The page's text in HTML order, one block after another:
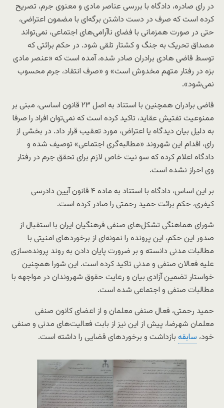
در رای صادره، دادگاه با بررسی عناصر مادی و معنوی جرم، تصریح
کرده است که صرف در دست داشتن برگه‌ای با مضمون اعتراضی،
حتی در صورت همزمانی با فضای ناآرامی‌های اجتماعی، نمی‌تواند
مصداق تحریک به جنگ و کشتار تلقی شود. در حکم برائتی که
توسط قاضی هادی برادران صادر شده، آمده است که «عنصر مادی
بزه در رفتار متهم مخدوش است» و «صرف انتقاد، جرم محسوب
نمی‌شود».
قاضی برادران همچنین با استناد به اصل ۲۳ قانون اساسی، مبنی بر
ممنوعیت تفتیش عقاید، تاکید کرده است که نمی‌توان افراد را صرفا
به دلیل بیان دیدگاه یا اعتراض، مورد تعقیب قرار داد. در بخشی از
رای، اقدام این شهروند «مطالبه‌گری اجتماعی» توصیف شده و
دادگاه اعلام کرده که سو نیت خاص لازم برای تحقق جرم در رفتار
وی احراز نشده است.
بر این اساس، دادگاه با استناد به ماده ۴ قانون آیین دادرسی
کیفری، حکم برائت حمید رحمتی را صادر کرده است.
شورای هماهنگی تشکل‌های صنفی فرهنگیان ایران با استقبال از
صدور این حکم، این پرونده را نمونه‌ای از برخوردهای امنیتی با
مطالبات مدنی دانسته و بر ضرورت پایان دادن به روند پرونده‌سازی
علیه فعالان صنفی و مدنی تاکید کرده است. این شورا همچنین
خواستار تضمین آزادی بیان و رعایت حقوق شهروندان در مواجهه با
مطالبات صنفی و اجتماعی شده است.
حمید رحمتی، فعال صنفی معلمان و از اعضای کانون صنفی
معلمان شهرضا، پیش از این نیز از بابت فعالیت‌های مدنی و صنفی
خود، سابقه بازداشت و برخوردهای قضایی را داشته است.